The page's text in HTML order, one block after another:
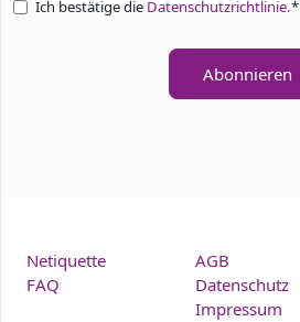
Ich bestätige die Datenschutzrichtlinie.*
Abonnieren
Netiquette
FAQ
AGB
Datenschutz
Impressum